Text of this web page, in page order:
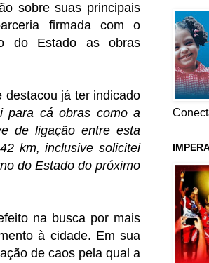
sobre suas principais
firmada com o
do Estado as obras
destacou já ter indicado
para cá obras como a
de ligação entre esta
km, inclusive solicitei
do Estado do próximo
na busca por mais
à cidade. Em sua
de caos pela qual a